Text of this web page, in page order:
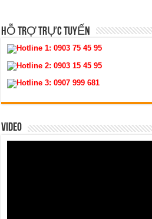
HỖ TRỢ TRỰC TUYẾN
Hotline 1:0903 75 45 95
Hotline 2:0903 15 45 95
Hotline 3:0907 999 681
VIDEO